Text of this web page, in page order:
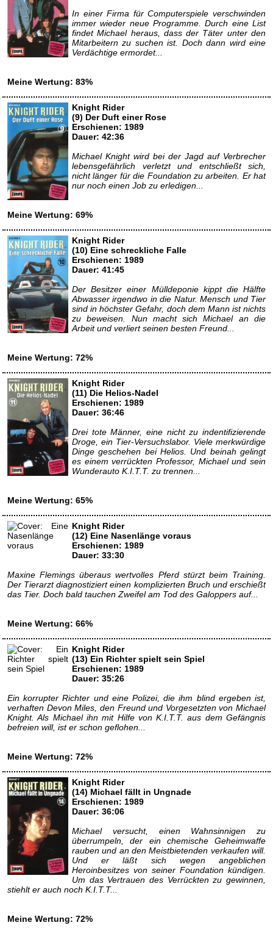
In einer Firma für Computerspiele verschwinden
immer wieder neue Programme. Durch eine List
findet Michael heraus, dass der Täter unter den
Mitarbeitern zu suchen ist. Doch dann wird eine
Verdächtige ermordet...
Meine Wertung: 83%
Knight Rider
(9) Der Duft einer Rose
Erschienen: 1989
Dauer: 42:36
Michael Knight wird bei der Jagd auf Verbrecher
lebensgefährlich verletzt und entschließt sich,
nicht länger für die Foundation zu arbeiten. Er hat
nur noch einen Job zu erledigen...
Meine Wertung: 69%
Knight Rider
(10) Eine schreckliche Falle
Erschienen: 1989
Dauer: 41:45
Der Besitzer einer Mülldeponie kippt die Hälfte
Abwasser irgendwo in die Natur. Mensch und Tier
sind in höchster Gefahr, doch dem Mann ist nichts
zu beweisen. Nun macht sich Michael an die
Arbeit und verliert seinen besten Freund...
Meine Wertung: 72%
Knight Rider
(11) Die Helios-Nadel
Erschienen: 1989
Dauer: 36:46
Drei tote Männer, eine nicht zu indentifizierende
Droge, ein Tier-Versuchslabor. Viele merkwürdige
Dinge geschehen bei Helios. Und beinah gelingt
es einem verrückten Professor, Michael und sein
Wunderauto K.I.T.T. zu trennen...
Meine Wertung: 65%
Knight Rider
(12) Eine Nasenlänge voraus
Erschienen: 1989
Dauer: 33:30
Maxine Flemings überaus wertvolles Pferd stürzt beim Training.
Der Tierarzt diagnostiziert einen komplizierten Bruch und erschießt
das Tier. Doch bald tauchen Zweifel am Tod des Galoppers auf...
Meine Wertung: 66%
Knight Rider
(13) Ein Richter spielt sein Spiel
Erschienen: 1989
Dauer: 35:26
Ein korrupter Richter und eine Polizei, die ihm blind ergeben ist,
verhaften Devon Miles, den Freund und Vorgesetzten von Michael
Knight. Als Michael ihn mit Hilfe von K.I.T.T. aus dem Gefängnis
befreien will, ist er schon geflohen...
Meine Wertung: 72%
Knight Rider
(14) Michael fällt in Ungnade
Erschienen: 1989
Dauer: 36:06
Michael versucht, einen Wahnsinnigen zu
überrumpeln, der ein chemische Geheimwaffe
rauben und an den Meistbietenden verkaufen will.
Und er läßt sich wegen angeblichen
Heroinbesitzes von seiner Foundation kündigen.
Um das Vertrauen des Verrückten zu gewinnen,
stiehlt er auch noch K.I.T.T...
Meine Wertung: 72%